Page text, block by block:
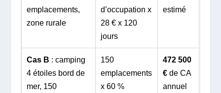
emplacements,
zone rurale
d’occupation x
28 € x 120
jours
estimé
Cas B : camping
4 étoiles bord de
mer, 150
150
emplacements
x 60 %
472 500
€ de CA
annuel